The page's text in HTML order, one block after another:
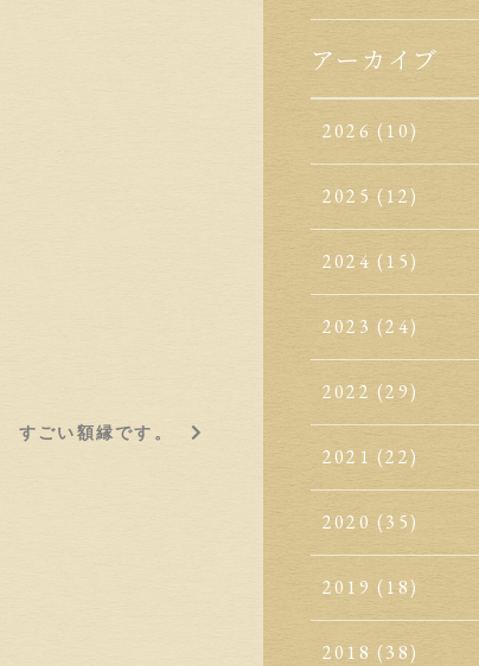
すごい額縁です。
アーカイブ
2026 (10)
2025 (12)
2024 (15)
2023 (24)
2022 (29)
2021 (22)
2020 (35)
2019 (18)
2018 (38)